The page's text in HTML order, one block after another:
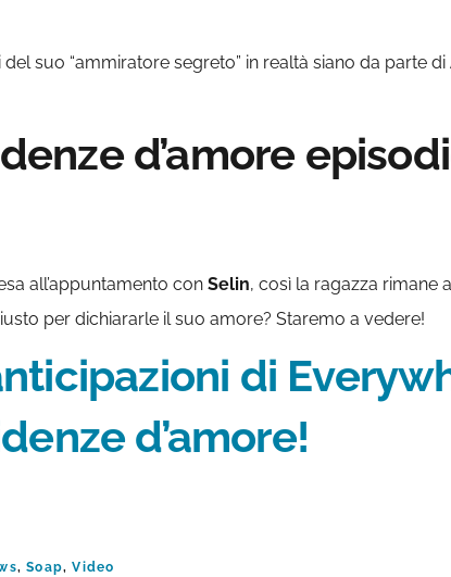
suo “ammiratore segreto” in realtà siano da parte di
d’amore
all’appuntamento con Selin, così la ragazza rimane
per dichiararle il suo amore? Staremo a vedere!
di
d’amore!
,Soap,Video